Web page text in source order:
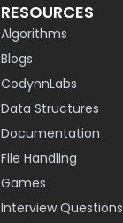
RESOURCES
Algorithms
Blogs
CodynnLabs
Data Structures
Documentation
File Handling
Games
Interview Questions